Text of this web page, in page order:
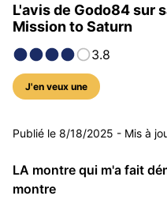
L'avis de Godo84 sur
Mission to Saturn
3.8
J'en veux une
5 photos
Publié le 8/18/2025 - Mis à
LA montre qui m'a fait
montre